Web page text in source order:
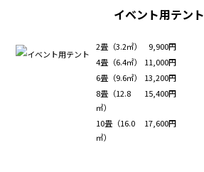
イベント用テント
2畳（3.2㎡）
9,900円
4畳（6.4㎡）
11,000円
6畳（9.6㎡）
13,200円
8畳（12.8
㎡）
15,400円
10畳（16.0
㎡）
17,600円